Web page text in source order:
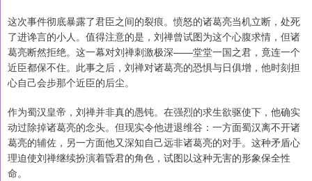
这次事件彻底暴露了君臣之间的裂痕。愤怒的诸葛亮当机立断，处死
了进谗言的小人。值得注意的是，刘禅曾试图为这个心腹求情，但诸
葛亮断然拒绝。这一幕对刘禅刺激极深——堂堂一国之君，竟连一个
近臣都保不住。此事之后，刘禅对诸葛亮的恐惧与日俱增，他时刻担
心自己会步那个近臣的后尘。
作为蜀汉皇帝，刘禅并非真的愚钝。在强烈的求生欲驱使下，他确实
动过除掉诸葛亮的念头。但现实令他进退维谷：一方面蜀汉离不开诸
葛亮的辅佐，另一方面他又深知自己远非诸葛亮的对手。这种矛盾心
理迫使刘禅继续扮演着昏君的角色，试图以这种无害的形象保全性
命。